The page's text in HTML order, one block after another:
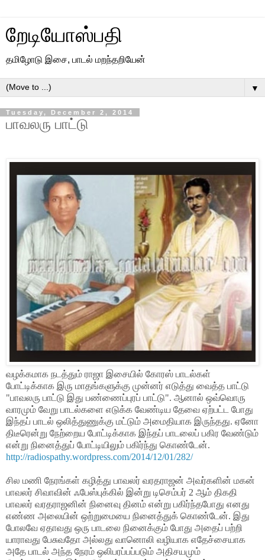
றேடியோஸ்பதி
தமிழோடு இசை, பாடல் மறந்தறியேன்
▼
Tuesday, December 2, 2014
பாவலரு பாட்டு
வழக்கமாக நடத்தும் ராஜா இசையில் கோரஸ் பாடல்கள்
போட்டிக்காக இரு மாதங்களுக்கு முன்னர் எடுத்து வைத்த பாட்டு
"பாவலரு பாட்டு இது பண்ணைப்புரப் பாட்டு". ஆனால் ஒவ்வொரு
வாரமும் வேறு பாடல்களை எடுக்க வேண்டிய தேவை ஏற்பட்ட போது
இந்தப் பாடல் ஒலித்துணுக்கு மட்டும் அமைதியாக இருந்தது. ஏனோ
திடீரென்று நேற்றைய போட்டிக்காக இந்தப் பாடலைப் பகிர வேண்டும்
என்று நினைத்துப் போட்டியிலும் பகிர்ந்து கொண்டேன்.
http://radiospathy.wordpress.com/2014/12/01/282/
சில மணி நேரங்கள் கழித்து பாவலர் வரதராஜன் அவர்களின் மகன்
பாவலர் சிவாவின் ஃபேஸ்புக்கில் இன்று டிசெம்பர் 2 ஆம் திகதி
பாவலர் வரதராஜனின் நினைவு தினம் என்று பகிர்ந்தபோது எனது
எண்ண அலையின் ஒற்றுமையை நினைத்துக் கொண்டேன். இது
போலவே ஏதாவது ஒரு பாடலை நினைக்கும் போது அதைப் பற்றி
யாராவது பேசுவதோ அல்லது வானொலி வழியாக எதேச்சையாக
அதே பாடல் அந்த நேரம் ஒலிபரப்பப்படும் அதிசயமும்